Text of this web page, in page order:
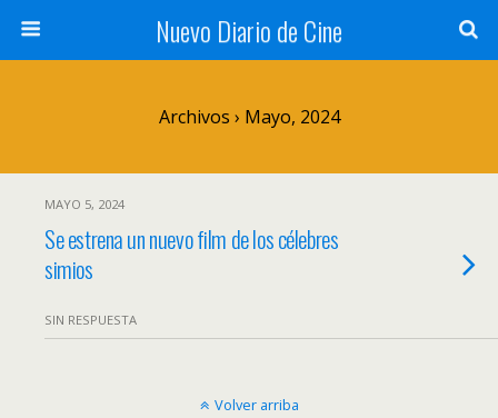
Nuevo Diario de Cine
Archivos › Mayo, 2024
MAYO 5, 2024
Se estrena un nuevo film de los célebres
simios
SIN RESPUESTA
Volver arriba